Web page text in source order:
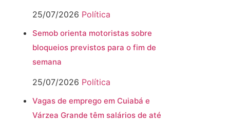
25/07/2026 Política
Semob orienta motoristas sobre
bloqueios previstos para o fim de
semana
25/07/2026 Política
Vagas de emprego em Cuiabá e
Várzea Grande têm salários de até